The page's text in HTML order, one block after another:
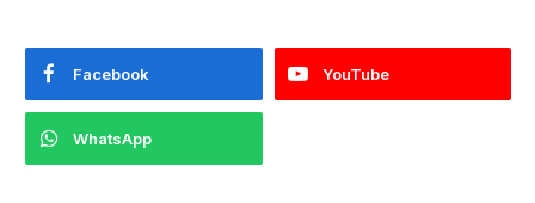
Facebook YouTube
WhatsApp